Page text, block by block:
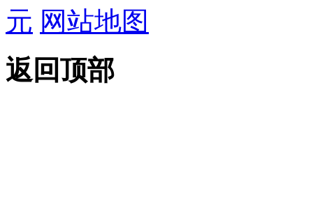
元 网站地图
返回顶部